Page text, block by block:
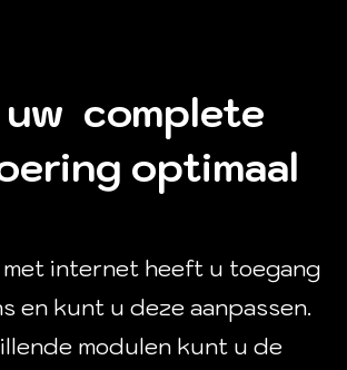
uw complete
optimaal
internet heeft u toegang
en kunt u deze aanpassen.
modulen kunt u de